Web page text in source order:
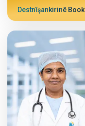
Destnîşankirinê Book